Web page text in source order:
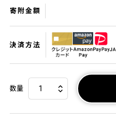
寄附金額
決済方法
数量